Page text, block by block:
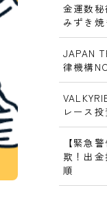
金運数
みずき
JAPAN
律機構
レース
【緊急
欺！出
順